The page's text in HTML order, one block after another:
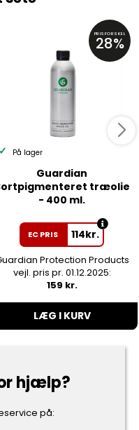
PRISFORSKEL
28%
På lager
Guardian
træolie
- 400 ml.
EC PRIS 114kr.
Protection Products
vejl. pris pr. 01.12.2025:
159 kr.
LÆG I KURV
hjælp?
på: